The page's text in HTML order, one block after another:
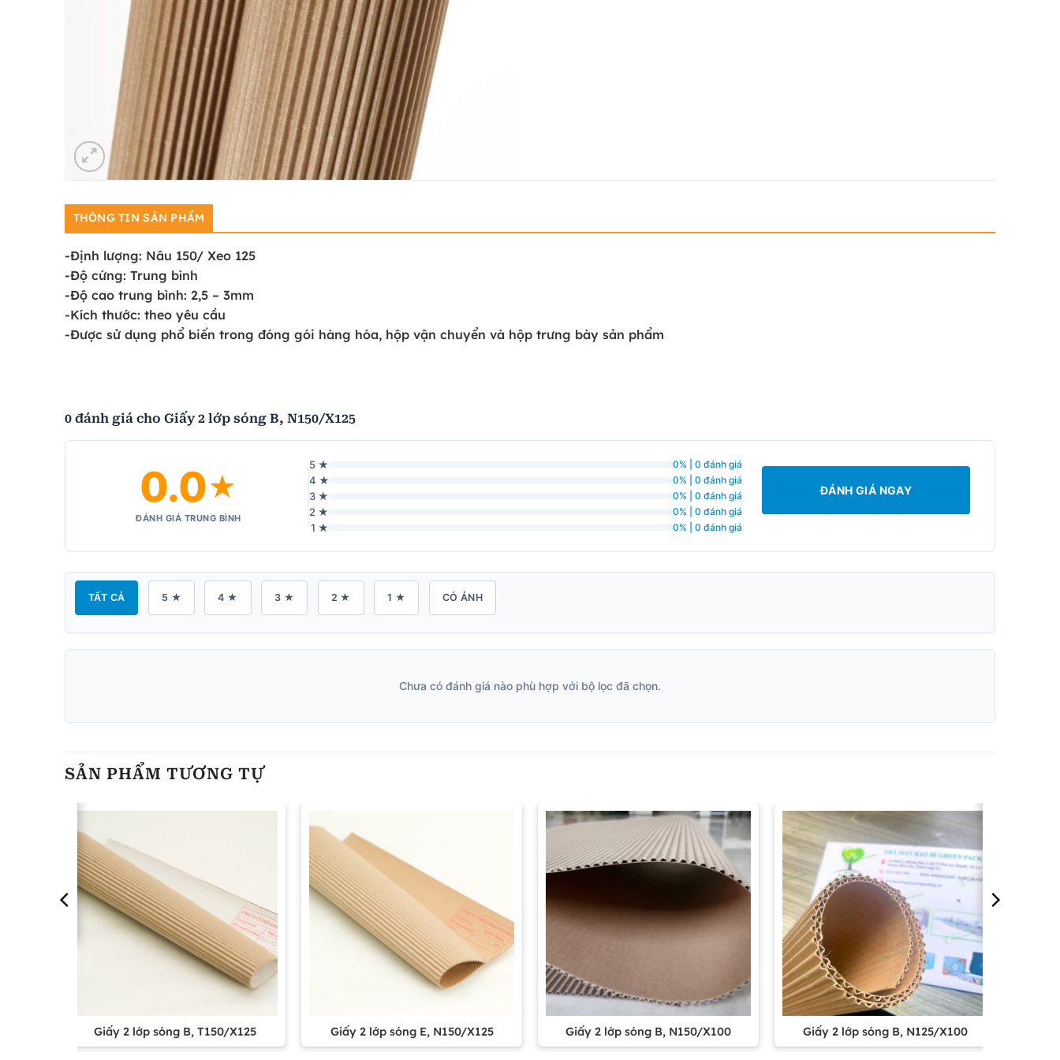
THÔNG TIN SẢN PHẨM
-Định lượng: Nâu 150/ Xeo 125
-Độ cứng: Trung bình
-Độ cao trung bình: 2,5 – 3mm
-Kích thước: theo yêu cầu
-Được sử dụng phổ biến trong đóng gói hàng hóa, hộp vận chuyển và hộp trưng bày sản phẩm
0 đánh giá cho Giấy 2 lớp sóng B, N150/X125
0.0★
ĐÁNH GIÁ TRUNG BÌNH
5 ★ 0% | 0 đánh giá
4 ★ 0% | 0 đánh giá
3 ★ 0% | 0 đánh giá
2 ★ 0% | 0 đánh giá
1 ★ 0% | 0 đánh giá
ĐÁNH GIÁ NGAY
TẤT CẢ 5 ★ 4 ★ 3 ★ 2 ★ 1 ★ CÓ ẢNH
Chưa có đánh giá nào phù hợp với bộ lọc đã chọn.
SẢN PHẨM TƯƠNG TỰ
Giấy 2 lớp sóng B, T150/X125 Giấy 2 lớp sóng E, N150/X125 Giấy 2 lớp sóng B, N150/X100 Giấy 2 lớp sóng B, N125/X100